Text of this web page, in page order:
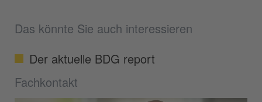
Das könnte Sie auch interessieren
Der aktuelle BDG report
Fachkontakt